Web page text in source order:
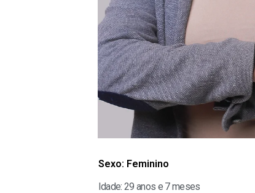
Sexo: Feminino
Idade: 29 anos e 7 meses